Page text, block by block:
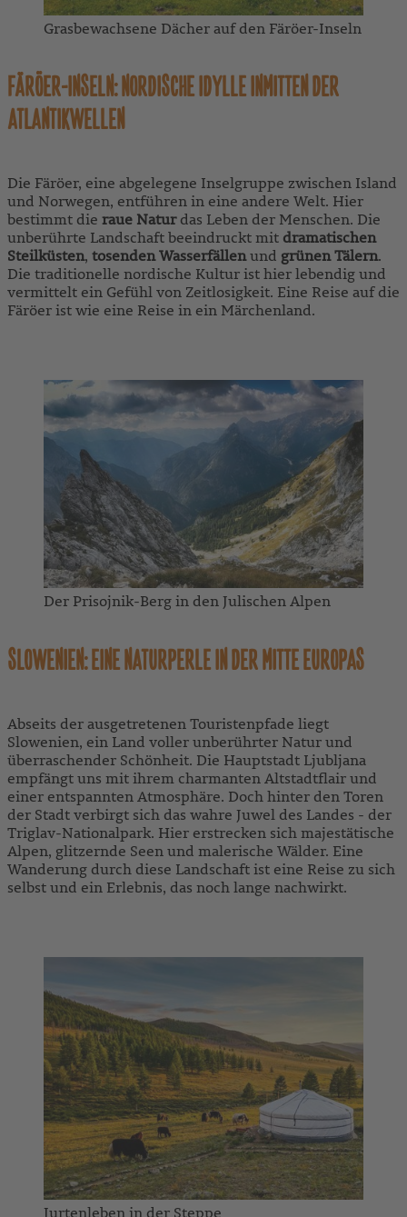
Grasbewachsene Dächer auf den Färöer-Inseln
FÄRÖER-INSELN: NORDISCHE IDYLLE INMITTEN DER
ATLANTIKWELLEN
Die Färöer, eine abgelegene Inselgruppe zwischen Island
und Norwegen, entführen in eine andere Welt. Hier
bestimmt die raue Naturdas Leben der Menschen. Die
unberührte Landschaft beeindruckt mit dramatischen
Steilküsten, tosenden Wasserfällenund grünen Tälern.
Die traditionelle nordische Kultur ist hier lebendig und
vermittelt ein Gefühl von Zeitlosigkeit. Eine Reise auf die
Färöer ist wie eine Reise in ein Märchenland.
Der Prisojnik-Berg in den Julischen Alpen
SLOWENIEN: EINE NATURPERLE IN DER MITTE EUROPAS
Abseits der ausgetretenen Touristenpfade liegt
Slowenien, ein Land voller unberührter Natur und
überraschender Schönheit. Die Hauptstadt Ljubljana
empfängt uns mit ihrem charmanten Altstadtflair und
einer entspannten Atmosphäre. Doch hinter den Toren
der Stadt verbirgt sich das wahre Juwel des Landes - der
Triglav-Nationalpark. Hier erstrecken sich majestätische
Alpen, glitzernde Seen und malerische Wälder. Eine
Wanderung durch diese Landschaft ist eine Reise zu sich
selbst und ein Erlebnis, das noch lange nachwirkt.
Jurtenleben in der Steppe